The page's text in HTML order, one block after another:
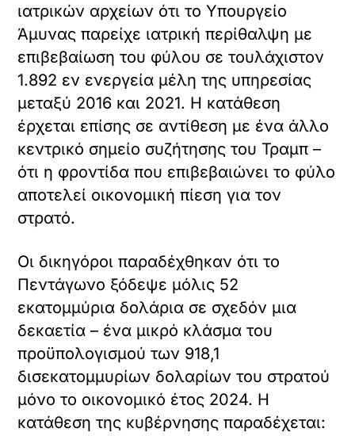
ιατρικών αρχείων ότι το Υπουργείο
Άμυνας παρείχε ιατρική περίθαλψη με
επιβεβαίωση του φύλου σε τουλάχιστον
1.892 εν ενεργεία μέλη της υπηρεσίας
μεταξύ 2016 και 2021. Η κατάθεση
έρχεται επίσης σε αντίθεση με ένα άλλο
κεντρικό σημείο συζήτησης του Τραμπ –
ότι η φροντίδα που επιβεβαιώνει το φύλο
αποτελεί οικονομική πίεση για τον
στρατό.
Οι δικηγόροι παραδέχθηκαν ότι το
Πεντάγωνο ξόδεψε μόλις 52
εκατομμύρια δολάρια σε σχεδόν μια
δεκαετία – ένα μικρό κλάσμα του
προϋπολογισμού των 918,1
δισεκατομμυρίων δολαρίων του στρατού
μόνο το οικονομικό έτος 2024. Η
κατάθεση της κυβέρνησης παραδέχεται: